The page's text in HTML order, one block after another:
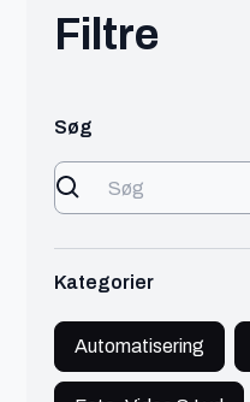
Filtre
Søg
Kategorier
Automatisering
Tag